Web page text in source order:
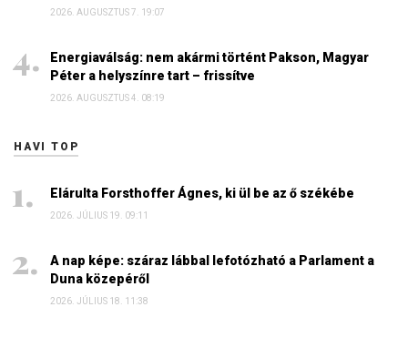
2026. AUGUSZTUS 7. 19:07
Energiaválság: nem akármi történt Pakson, Magyar
Péter a helyszínre tart – frissítve
2026. AUGUSZTUS 4. 08:19
HAVI TOP
Elárulta Forsthoffer Ágnes, ki ül be az ő székébe
2026. JÚLIUS 19. 09:11
A nap képe: száraz lábbal lefotózható a Parlament a
Duna közepéről
2026. JÚLIUS 18. 11:38